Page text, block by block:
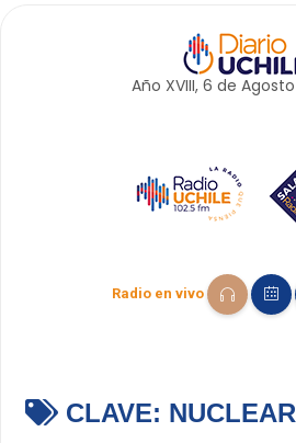
Año XVIII, 6 de Agosto
Radio en vivo
CLAVE: NUCLEAR